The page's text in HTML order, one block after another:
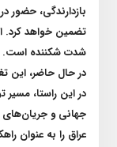
بازدارندگی، حضور
تضمین خواهد کرد.
شدت شکننده است.
در حال حاضر، این
در این راستا،
جهانی و جریان‌های
عراق را به عنوان